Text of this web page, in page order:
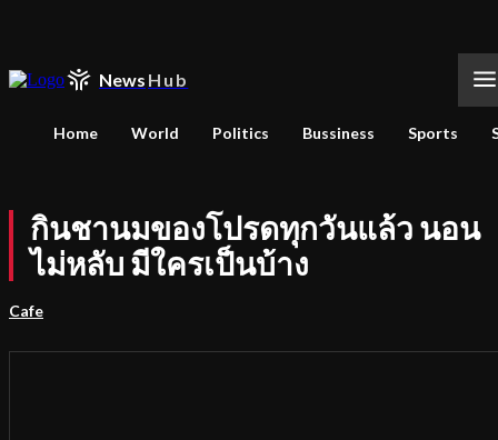
News Hub
Home World Politics Bussiness Sports
กินชานมของโปรดทุกวันแล้ว นอน
ไม่หลับ มีใครเป็นบ้าง
Cafe